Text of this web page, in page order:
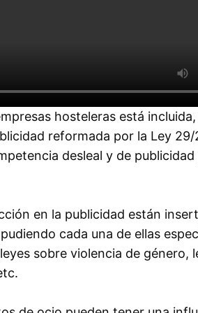
hosteleras está
reformada por la Ley
desleal y de publicidad
en la publicidad están
cada una de ellas
sobre violencia de género,